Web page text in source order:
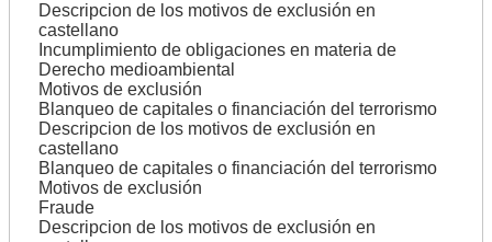
Descripcion de los motivos de exclusión en
castellano
Incumplimiento de obligaciones en materia de
Derecho medioambiental
Motivos de exclusión
Blanqueo de capitales o financiación del terrorismo
Descripcion de los motivos de exclusión en
castellano
Blanqueo de capitales o financiación del terrorismo
Motivos de exclusión
Fraude
Descripcion de los motivos de exclusión en